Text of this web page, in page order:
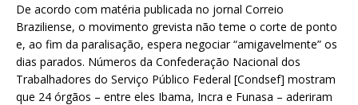
De acordo com matéria publicada no jornal Correio
Braziliense, o movimento grevista não teme o corte de ponto
e, ao fim da paralisação, espera negociar “amigavelmente” os
dias parados. Números da Confederação Nacional dos
Trabalhadores do Serviço Público Federal [Condsef] mostram
que 24 órgãos – entre eles Ibama, Incra e Funasa – aderiram